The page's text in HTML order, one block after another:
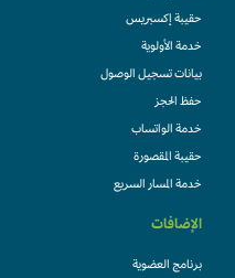
حقيبة إكسبريس
خدمة الأولوية
بيانات تسجيل الوصول
حفظ الحجز
خدمة الواتساب
حقيبة المقصورة
خدمة المسار السريع
الإضافات
برنامج العضوية